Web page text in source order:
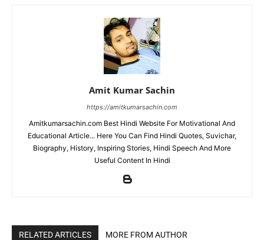
Amit Kumar Sachin
https://amitkumarsachin.com
Amitkumarsachin.com Best Hindi Website For Motivational And
Educational Article... Here You Can Find Hindi Quotes, Suvichar,
Biography, History, Inspiring Stories, Hindi Speech And More
Useful Content In Hindi
RELATED ARTICLES MORE FROM AUTHOR